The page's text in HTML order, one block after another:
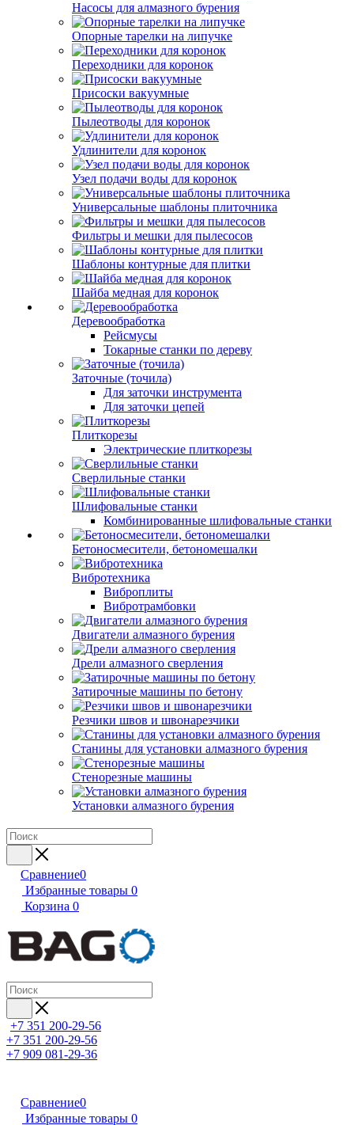
Насосы для алмазного бурения
Опорные тарелки на липучке
Переходники для коронок
Присоски вакуумные
Пылеотводы для коронок
Удлинители для коронок
Узел подачи воды для коронок
Универсальные шаблоны плиточника
Фильтры и мешки для пылесосов
Шаблоны контурные для плитки
Шайба медная для коронок
Деревообработка
Рейсмусы
Токарные станки по дереву
Заточные (точила)
Для заточки инструмента
Для заточки цепей
Плиткорезы
Электрические плиткорезы
Сверлильные станки
Шлифовальные станки
Комбинированные шлифовальные станки
Бетоносмесители, бетономешалки
Вибротехника
Виброплиты
Вибротрамбовки
Двигатели алмазного бурения
Дрели алмазного сверления
Затирочные машины по бетону
Резчики швов и швонарезчики
Станины для установки алмазного бурения
Стенорезные машины
Установки алмазного бурения
Сравнение0
Избранные товары 0
Корзина 0
+7 351 200-29-56
+7 351 200-29-56
+7 909 081-29-36
Сравнение0
Избранные товары 0